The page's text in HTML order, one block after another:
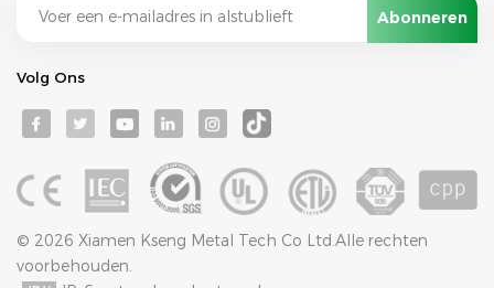
Volg Ons
© 2026 Xiamen Kseng Metal Tech Co Ltd.Alle rechten
voorbehouden.